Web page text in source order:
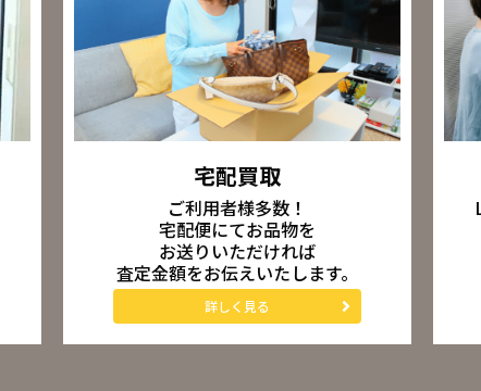
宅配買取
ご利用者様多数！
宅配便にてお品物を
お送りいただければ
査定金額をお伝えいたします。
詳しく見る